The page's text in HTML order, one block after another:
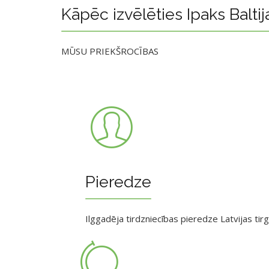
Kāpēc izvēlēties Ipaks
MŪSU PRIEKŠROCĪBAS
Pieredze
Ilggadēja tirdzniecības pieredze Latvijas